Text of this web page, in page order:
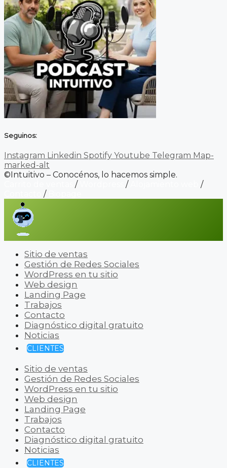
Seguinos:
Instagram Linkedin Spotify Youtube Telegram Map-
marked-alt
©Intuitivo – Conocénos, lo hacemos simple.
/ /
/
/
Sitio de ventas
Gestión de Redes Sociales
WordPress en tu sitio
Web design
Landing Page
Trabajos
Contacto
Diagnóstico digital gratuito
Noticias
CLIENTES
Sitio de ventas
Gestión de Redes Sociales
WordPress en tu sitio
Web design
Landing Page
Trabajos
Contacto
Diagnóstico digital gratuito
Noticias
CLIENTES